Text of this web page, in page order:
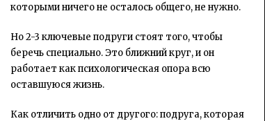
которыми ничего не осталось общего, не нужно.
Но 2-3 ключевые подруги стоят того, чтобы
беречь специально. Это ближний круг, и он
работает как психологическая опора всю
оставшуюся жизнь.
Как отличить одно от другого: подруга, которая